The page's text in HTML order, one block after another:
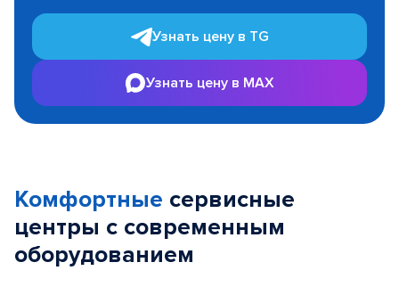
Узнать цену в TG
Узнать цену в MAX
Комфортные сервисные
центры с современным
оборудованием